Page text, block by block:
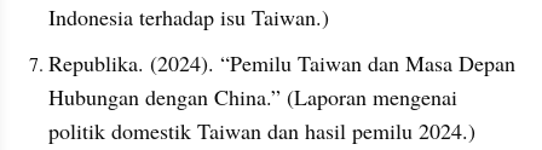
Indonesia terhadap isu Taiwan.)
Republika. (2024). “Pemilu Taiwan dan Masa Depan
Hubungan dengan China.” (Laporan mengenai
politik domestik Taiwan dan hasil pemilu 2024.)